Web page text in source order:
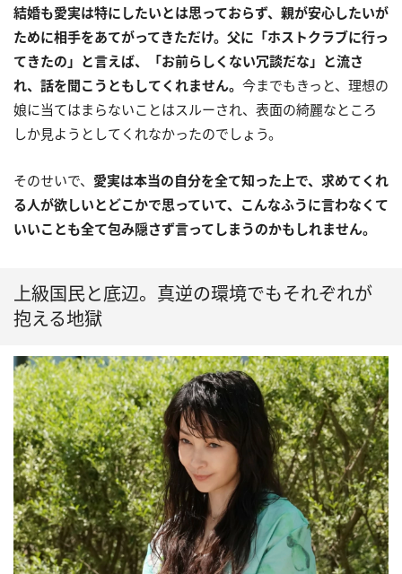
結婚も愛実は特にしたいとは思っておらず、親が安心したいが
ために相手をあてがってきただけ。父に「ホストクラブに行っ
てきたの」と言えば、「お前らしくない冗談だな」と流さ
れ、話を聞こうともしてくれません。 今までもきっと、理想の
娘に当てはまらないことはスルーされ、表面の綺麗なところ
しか見ようとしてくれなかったのでしょう。
そのせいで、 愛実は本当の自分を全て知った上で、求めてくれ
る人が欲しいとどこかで思っていて、こんなふうに言わなくて
いいことも全て包み隠さず言ってしまうのかもしれません。
上級国民と底辺。真逆の環境でもそれぞれが
抱える地獄